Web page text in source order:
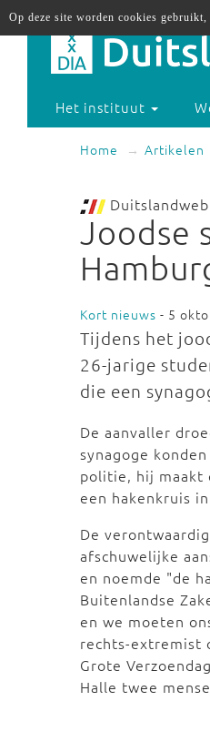
Het instituut
Home Artikelen
Duitslandweb
Joodse
Kort nieuws - 5
Tijdens het
26-jarige
die een
De aanvaller
synagoge
politie, hij maakt
een hakenkruis
De
afschuwelijke
en noemde "de
Buitenlandse
en we moeten
rechts-extremist
Grote
Halle twee
Op deze site worden cookies